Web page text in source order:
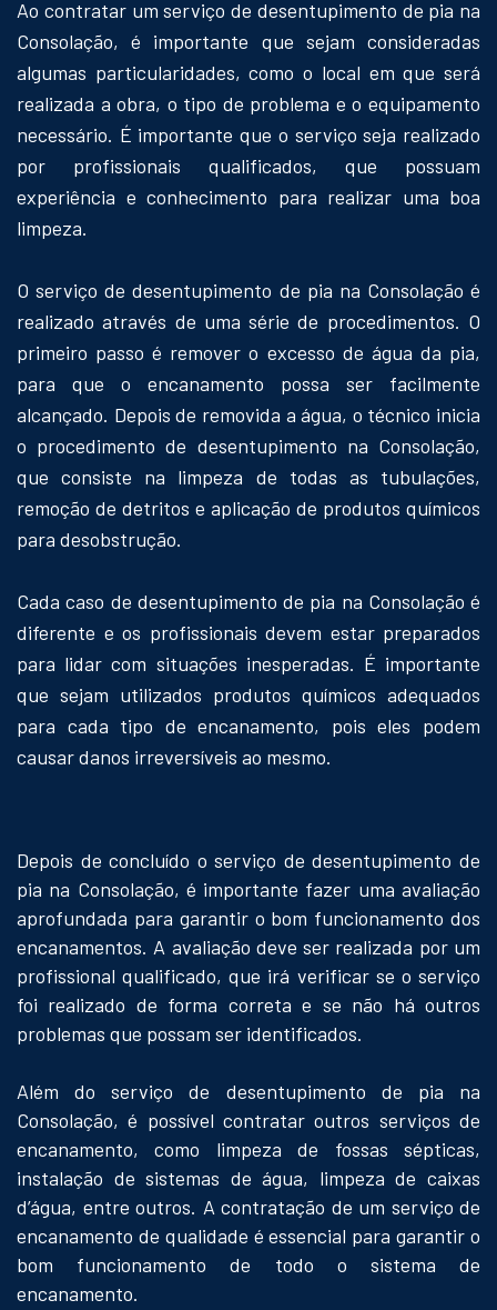
Ao contratar um serviço de desentupimento de pia na
Consolação, é importante que sejam consideradas
algumas particularidades, como o local em que será
realizada a obra, o tipo de problema e o equipamento
necessário. É importante que o serviço seja realizado
por profissionais qualificados, que possuam
experiência e conhecimento para realizar uma boa
limpeza.
O serviço de desentupimento de pia na Consolação é
realizado através de uma série de procedimentos. O
primeiro passo é remover o excesso de água da pia,
para que o encanamento possa ser facilmente
alcançado. Depois de removida a água, o técnico inicia
o procedimento de desentupimento na Consolação,
que consiste na limpeza de todas as tubulações,
remoção de detritos e aplicação de produtos químicos
para desobstrução.
Cada caso de desentupimento de pia na Consolação é
diferente e os profissionais devem estar preparados
para lidar com situações inesperadas. É importante
que sejam utilizados produtos químicos adequados
para cada tipo de encanamento, pois eles podem
causar danos irreversíveis ao mesmo.
Depois de concluído o serviço de desentupimento de
pia na Consolação, é importante fazer uma avaliação
aprofundada para garantir o bom funcionamento dos
encanamentos. A avaliação deve ser realizada por um
profissional qualificado, que irá verificar se o serviço
foi realizado de forma correta e se não há outros
problemas que possam ser identificados.
Além do serviço de desentupimento de pia na
Consolação, é possível contratar outros serviços de
encanamento, como limpeza de fossas sépticas,
instalação de sistemas de água, limpeza de caixas
d’água, entre outros. A contratação de um serviço de
encanamento de qualidade é essencial para garantir o
bom funcionamento de todo o sistema de
encanamento.